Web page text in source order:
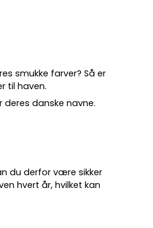
smukke farver? Så er
til haven.
danske navne.
du derfor være sikker
hvert år, hvilket kan